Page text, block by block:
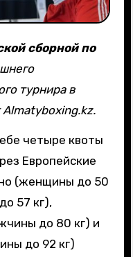
сборной по
турнира в
четыре квоты
Европейские
(женщины до 50
57 кг),
до 80 кг) и
до 92 кг)